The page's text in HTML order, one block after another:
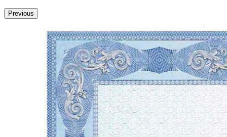
Previous